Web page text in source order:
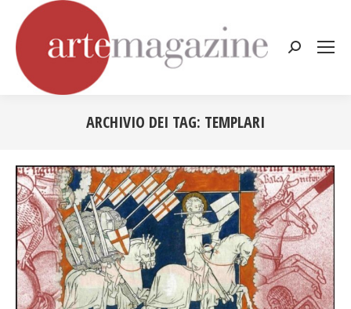
Cerca:
ARCHIVIO DEI TAG: TEMPLARI